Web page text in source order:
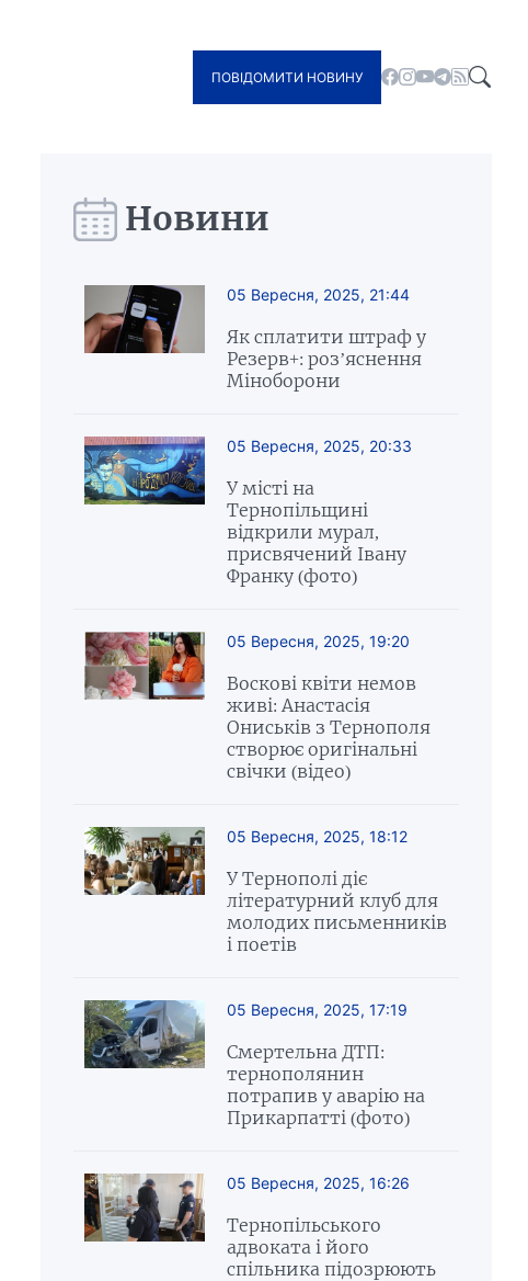
ПОВІДОМИТИ НОВИНУ
Новини
05 Вересня, 2025, 21:44
Як сплатити штраф у
Резерв+: роз’яснення
Міноборони
05 Вересня, 2025, 20:33
У місті на
Тернопільщині
відкрили мурал,
присвячений Івану
Франку (фото)
05 Вересня, 2025, 19:20
Воскові квіти немов
живі: Анастасія
Ониськів з Тернополя
створює оригінальні
свічки (відео)
05 Вересня, 2025, 18:12
У Тернополі діє
літературний клуб для
молодих письменників
і поетів
05 Вересня, 2025, 17:19
Смертельна ДТП:
тернополянин
потрапив у аварію на
Прикарпатті (фото)
05 Вересня, 2025, 16:26
Тернопільського
адвоката і його
спільника підозрюють